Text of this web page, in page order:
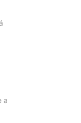
a